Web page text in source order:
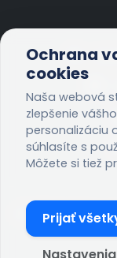
© 2026 Všetky
Ochrana
cookies
Naša webová
zlepšenie
personalizáciu
súhlasíte s
Môžete si tiež
Prijať